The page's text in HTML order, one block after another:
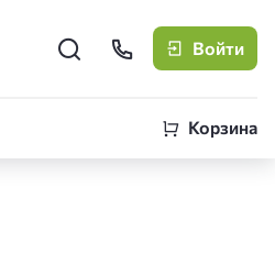
Войти
Корзина